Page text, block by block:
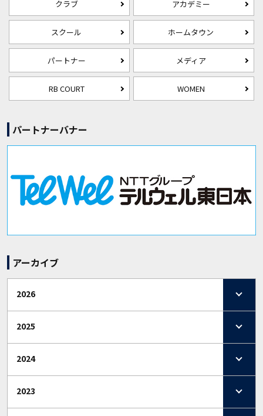
クラブ アカデミー
スクール ホームタウン
パートナー メディア
RB COURT WOMEN
パートナーバナー
アーカイブ
2026
2025
2024
2023